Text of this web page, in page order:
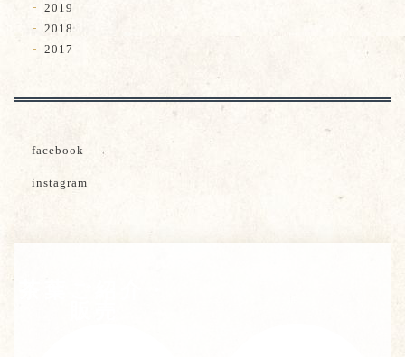
2019
2018
2017
facebook
instagram